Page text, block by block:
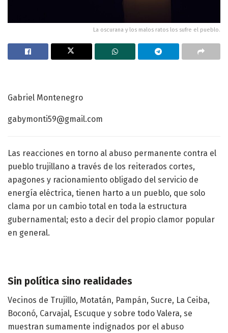
La oscurana y los malos ratos los sufre el pueblo.
Gabriel Montenegro
gabymonti59@gmail.com
Las reacciones en torno al abuso permanente contra el
pueblo trujillano a través de los reiterados cortes,
apagones y racionamiento obligado del servicio de
energía eléctrica, tienen harto a un pueblo, que solo
clama por un cambio total en toda la estructura
gubernamental; esto a decir del propio clamor popular
en general.
Sin política sino realidades
Vecinos de Trujillo, Motatán, Pampán, Sucre, La Ceiba,
Boconó, Carvajal, Escuque y sobre todo Valera, se
muestran sumamente indignados por el abuso